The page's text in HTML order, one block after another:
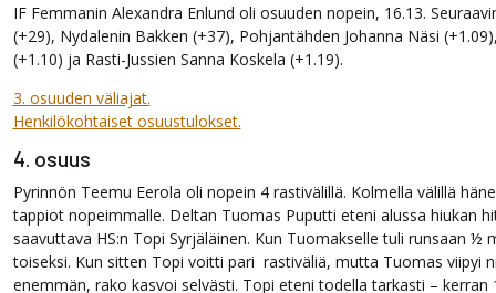
IF Femmanin Alexandra Enlund oli osuuden nopein, 16.13.
(+29), Nydalenin Bakken (+37), Pohjantähden Johanna Näsi
(+1.10) ja Rasti-Jussien Sanna Koskela (+1.19).
3. osuuden väliajat.
Henkilökohtaiset osuustulokset.
4. osuus
Pyrinnön Teemu Eerola oli nopein 4 rastivälillä. Kolmella välillä
tappiot nopeimmalle. Deltan Tuomas Puputti eteni alussa hiukan
saavuttava HS:n Topi Syrjäläinen. Kun Tuomakselle tuli runsaan ½
toiseksi. Kun sitten Topi voitti pari rastiväliä, mutta Tuomas viipyi
enemmän, rako kasvoi selvästi. Topi eteni todella tarkasti – kerran